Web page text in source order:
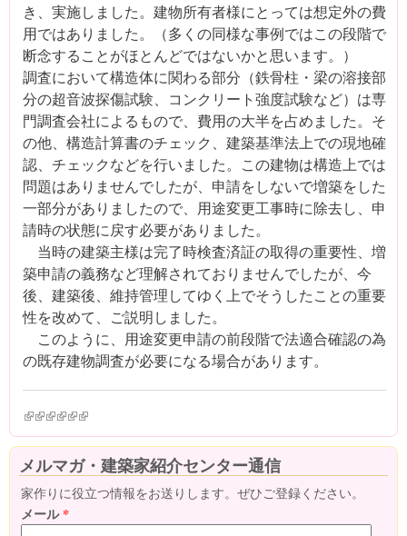
き、実施しました。建物所有者様にとっては想定外の費
用ではありました。（多くの同様な事例ではこの段階で
断念することがほとんどではないかと思います。）
調査において構造体に関わる部分（鉄骨柱・梁の溶接部
分の超音波探傷試験、コンクリート強度試験など）は専
門調査会社によるもので、費用の大半を占めました。そ
の他、構造計算書のチェック、建築基準法上での現地確
認、チェックなどを行いました。この建物は構造上では
問題はありませんでしたが、申請をしないで増築をした
一部分がありましたので、用途変更工事時に除去し、申
請時の状態に戻す必要がありました。
当時の建築主様は完了時検査済証の取得の重要性、増
築申請の義務など理解されておりませんでしたが、今
後、建築後、維持管理してゆく上でそうしたことの重要
性を改めて、ご説明しました。
このように、用途変更申請の前段階で法適合確認の為
の既存建物調査が必要になる場合があります。
(link is external)
(link is external)
(link is external)
(link is external)
(link is external)
(link is external)
メルマガ・建築家紹介センター通信
家作りに役立つ情報をお送りします。ぜひご登録ください。
メール*